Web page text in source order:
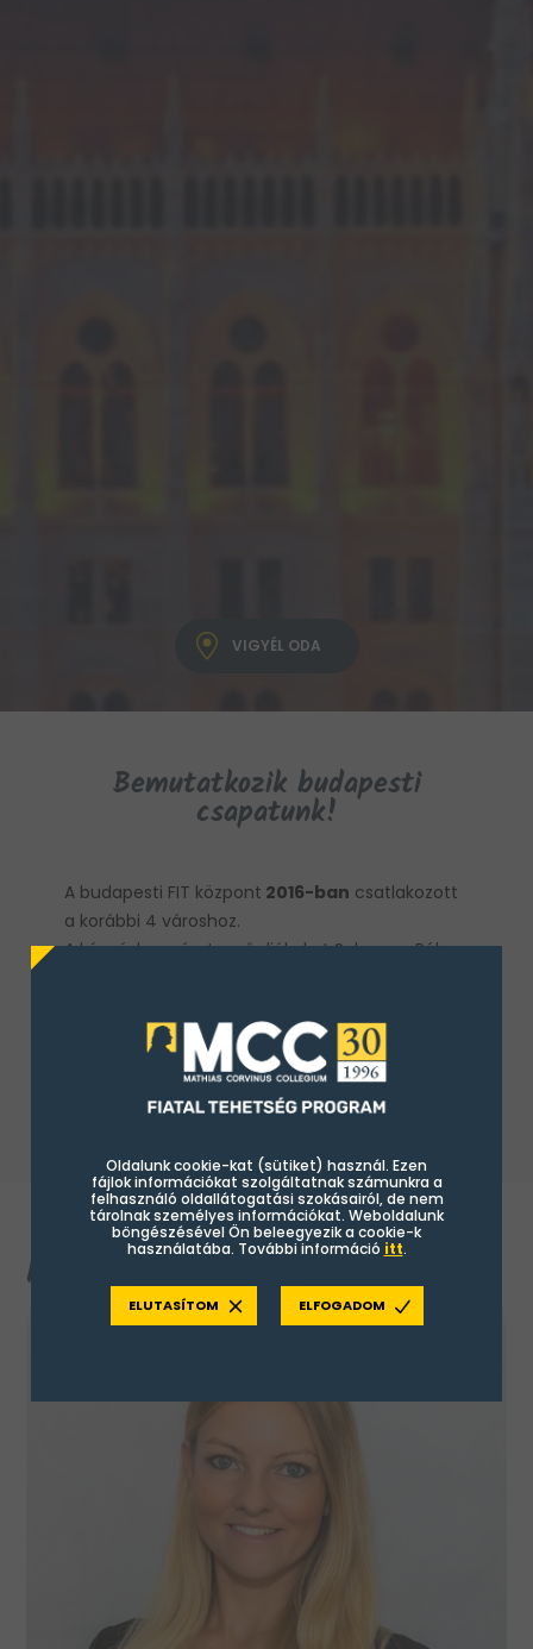
VIGYÉL ODA
Bemutatkozik budapesti
csapatunk!
A budapesti FIT központ 2016-ban csatlakozott
a korábbi 4 városhoz.
A képzésben résztvevő diákokat Schvarcz Réka
régiókoordinátor, Hortobágyi Bence
régiókoordinátor veszik a szárnyaik alá.
MUNKATÁRSAK
Oldalunk cookie-kat (sütiket) használ. Ezen
fájlok információkat szolgáltatnak számunkra a
felhasználó oldallátogatási szokásairól, de nem
tárolnak személyes információkat. Weboldalunk
böngészésével Ön beleegyezik a cookie-k
használatába. További információ itt.
ELUTASÍTOM ELFOGADOM